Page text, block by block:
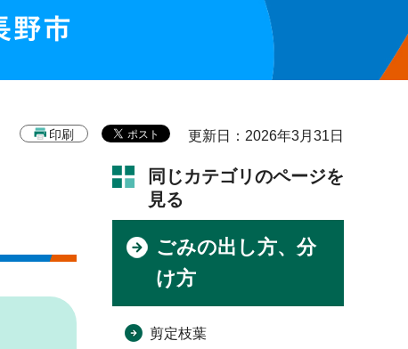
印刷 更新日：2026年3月31日
同じカテゴリのページを
見る
ごみの出し方、分
け方
剪定枝葉